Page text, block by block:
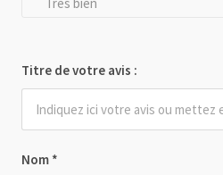
Nom *
Titre de votre avis :